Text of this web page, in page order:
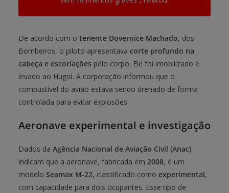
De acordo com o tenente Dovernice Machado, dos
Bombeiros, o piloto apresentava corte profundo na
cabeça e escoriações pelo corpo. Ele foi imobilizado e
levado ao Hugol. A corporação informou que o
combustível do avião estava sendo drenado de forma
controlada para evitar explosões.
Aeronave experimental e investigação
Dados da Agência Nacional de Aviação Civil (Anac)
indicam que a aeronave, fabricada em 2008, é um
modelo Seamax M-22, classificado como experimental,
com capacidade para dois ocupantes. Esse tipo de